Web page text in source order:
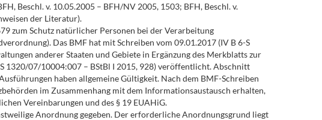
Beschl. v. 10.05.2005 – BFH/NV 2005, 1503; BFH, Beschl. v.
der Literatur).
zum Schutz natürlicher Personen bei der Verarbeitung
Das BMF hat mit Schreiben vom 09.01.2017 (IV B 6-S
anderer Staaten und Gebiete in Ergänzung des Merkblatts zur
1320/07/10004:007 – BStBl I 2015, 928) veröffentlicht. Abschnitt
haben allgemeine Gültigkeit. Nach dem BMF-Schreiben
im Zusammenhang mit dem Informationsaustausch erhalten,
Vereinbarungen und des § 19 EUAHiG.
Anordnung gegeben. Der erforderliche Anordnungsgrund liegt